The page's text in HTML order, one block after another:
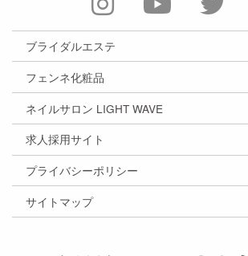
ブライダルエステ
フェンネ化粧品
ネイルサロン LIGHT WAVE
求人採用サイト
プライバシーポリシー
サイトマップ